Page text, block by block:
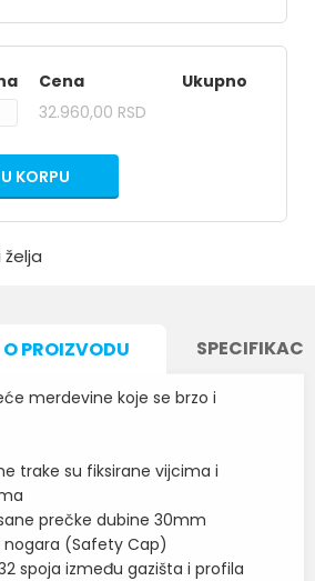
Cena
Ukupno
32.960,00 RSD
KORPU
O PROIZVODU
merdevine koje se brzo i
trake su fiksirane vijcima i
prečke dubine 30mm
nogara (Safety Cap)
spoja između gazišta i profila